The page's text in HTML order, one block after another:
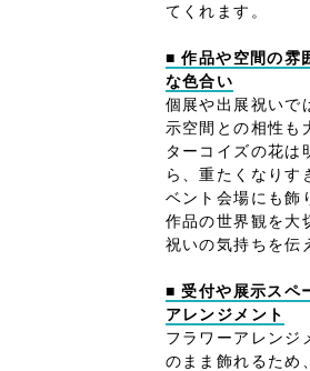
てくれます。
■ 作品や空間の雰
な色合い
個展や出展祝いで
示空間との相性も
ターコイズの花は
ら、重たくなりす
ベント会場にも飾
作品の世界観を大
祝いの気持ちを伝
■ 受付や展示スペ
アレンジメント
フラワーアレンジ
のまま飾れるため